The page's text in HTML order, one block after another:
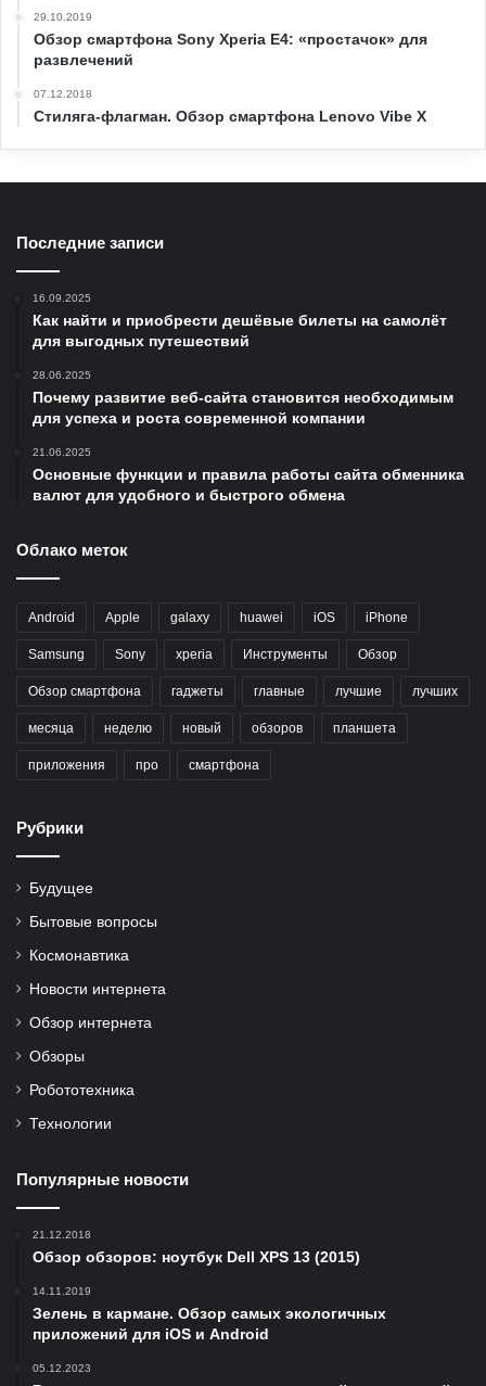
29.10.2019
Обзор смартфона Sony Xperia E4: «простачок» для
развлечений
07.12.2018
Стиляга-флагман. Обзор смартфона Lenovo Vibe X
Последние записи
16.09.2025
Как найти и приобрести дешёвые билеты на самолёт
для выгодных путешествий
28.06.2025
Почему развитие веб-сайта становится необходимым
для успеха и роста современной компании
21.06.2025
Основные функции и правила работы сайта обменника
валют для удобного и быстрого обмена
Облако меток
Android Apple galaxy huawei iOS iPhone
Samsung Sony xperia Инструменты Обзор
Обзор смартфона гаджеты главные лучшие лучших
месяца неделю новый обзоров планшета
приложения про смартфона
Рубрики
Будущее
Бытовые вопросы
Космонавтика
Новости интернета
Обзор интернета
Обзоры
Робототехника
Технологии
Популярные новости
21.12.2018
Обзор обзоров: ноутбук Dell XPS 13 (2015)
14.11.2019
Зелень в кармане. Обзор самых экологичных
приложений для iOS и Android
05.12.2023